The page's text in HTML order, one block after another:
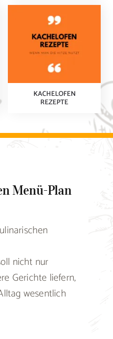
KACHELOFEN
REZEPTE
Menü-Plan
nicht nur
Gerichte liefern,
wesentlich